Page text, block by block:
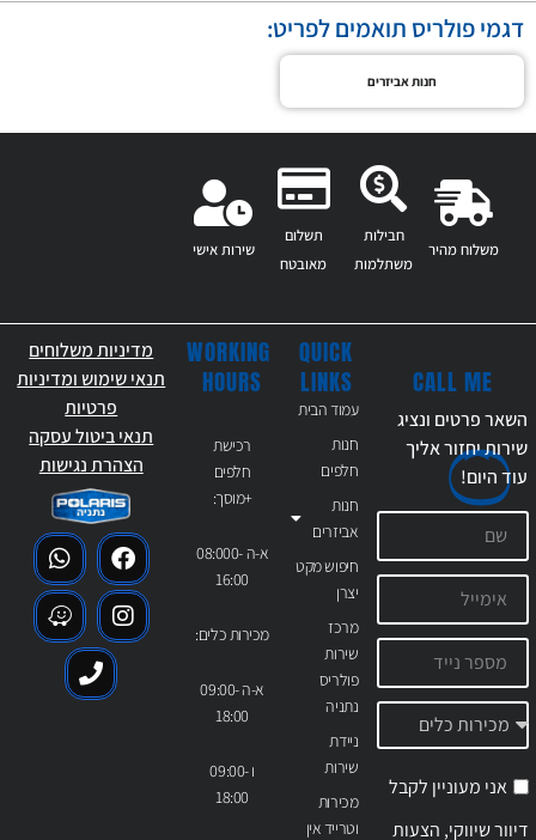
דגמי פולריס תואמים לפריט:
חנות אביזרים
משלוח מהיר
חבילות
משתלמות
תשלום
מאובטח
שירות אישי
QUICK
LINKS
עמוד הבית
חנות
חלפים
חנות
אביזרים
חיפוש מקט
יצרן
מרכז
שירות
פולריס
נתניה
ניידת
שירות
מכירות
וטרייד אין
WORKING
HOURS
רכישת
חלפים
+מוסך:
א-ה 08:000-
16:00
מכירות כלים:
א-ה 09:00-
18:00
ו 09:00-
18:00
CALL ME
השאר פרטים ונציג
שירות יחזור אליך
עודהיום!
אני מעוניין לקבל
דיוור שיווקי, הצעות
מדיניות משלוחים
תנאי שימוש ומדיניות
פרטיות
תנאי ביטול עסקה
הצהרת נגישות